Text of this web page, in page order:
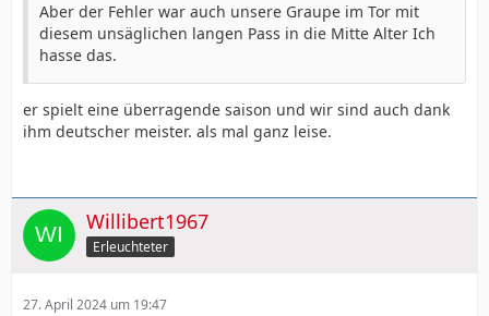
Aber der Fehler war auch unsere Graupe im Tor mit
diesem unsäglichen langen Pass in die Mitte Alter Ich
hasse das.
er spielt eine überragende saison und wir sind auch dank
ihm deutscher meister. als mal ganz leise.
Willibert1967
Erleuchteter
27. April 2024 um 19:47